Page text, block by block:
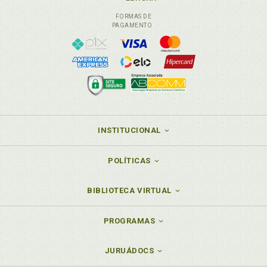
meio ambiente, p. 126
Contextualização histórica, geo política e ambiental,
Metodologia. Especialização reducionista à
complexidade holística, p. 100
Metodologia aplicada ao estudo do Tratado de
Omissão. Prospecção normativa. Omissões e
Paradigma. Ruptura de paradigmas, p. 98
Pareceres sobre a eficácia do Tratado de
FORMAS DE
PAGAMENTO
INSTITUCIONAL
POLÍTICAS
BIBLIOTECA VIRTUAL
PROGRAMAS
JURUÁDOCS